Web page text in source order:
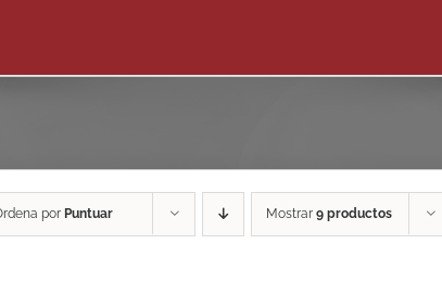
por Puntuar Mostrar 9 productos